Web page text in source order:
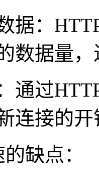
：HTTP
数据量
过
连接的
缺点：